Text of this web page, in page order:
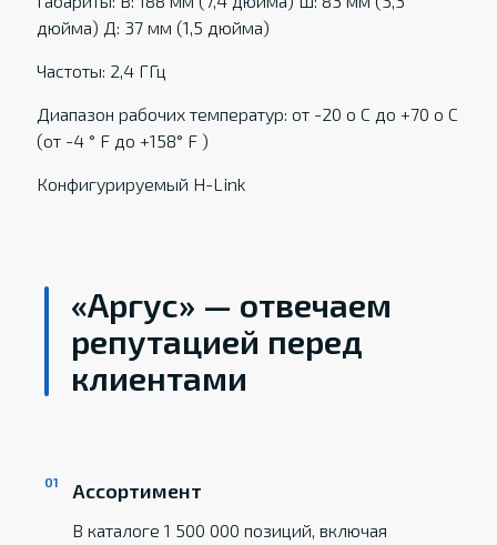
дюйма) Д: 37 мм (1,5 дюйма)
Частоты: 2,4 ГГц
Диапазон рабочих температур: от -20 о С до +70 о С
(от -4 ° F до +158° F )
Конфигурируемый H-Link
«Аргус» — отвечаем
репутацией перед
клиентами
Ассортимент
В каталоге 1 500 000 позиций, включая